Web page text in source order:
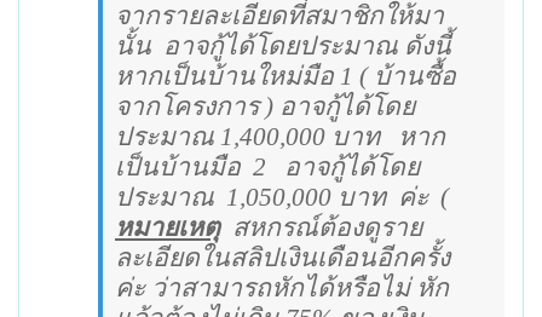
จากรายละเอียดที่สมาชิกให้มา
นั้น อาจกู้ได้โดยประมาณ ดังนี้
หากเป็นบ้านใหม่มือ 1 ( บ้านซื้อ
จากโครงการ ) อาจกู้ได้โดย
ประมาณ 1,400,000 บาท
หาก
เป็นบ้านมือ 2
อาจกู้ได้โดย
ประมาณ 1,050,000 บาท ค่ะ (
หมายเหตุ สหกรณ์ต้องดูราย
ละเอียดในสลิปเงินเดือนอีกครั้ง
ค่ะ ว่าสามารถหักได้หรือไม่ หัก